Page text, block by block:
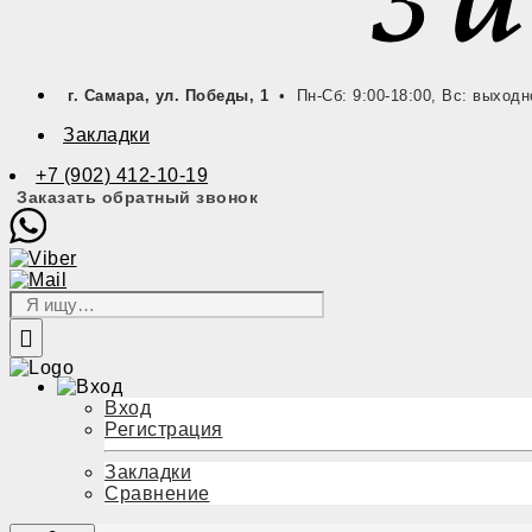
г. Самара, ул. Победы, 1 • Пн-Сб: 9:00-18:00, Вс:
Закладки
+7 (902) 412-10-19
Заказать обратный звонок
Вход
Регистрация
Закладки
Сравнение